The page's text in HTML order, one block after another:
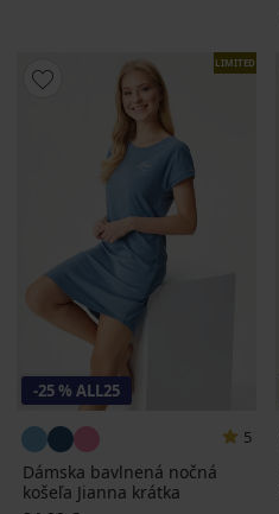
LIMITED
-25 % ALL25
5
Dámska bavlnená nočná
košeľa Jianna krátka